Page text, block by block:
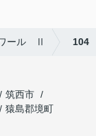
ール Ⅱ 104
筑西市
猿島郡境町